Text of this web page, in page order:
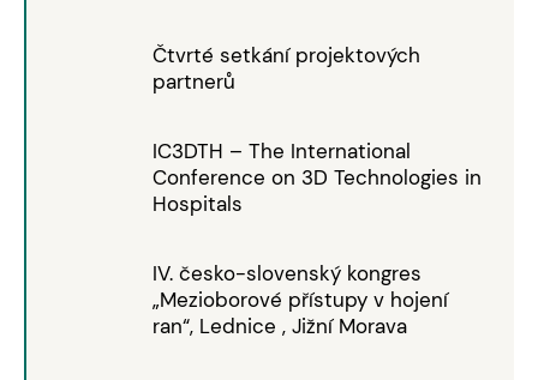
Čtvrté setkání projektových
partnerů
IC3DTH – The International
Conference on 3D Technologies in
Hospitals
IV. česko-slovenský kongres
„Mezioborové přístupy v hojení
ran“, Lednice , Jižní Morava